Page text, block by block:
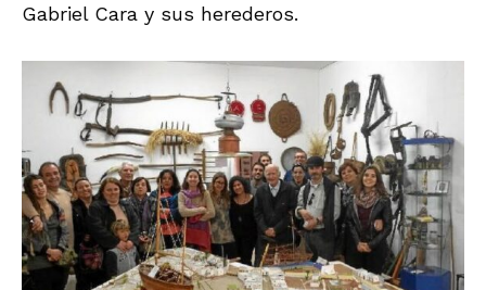
Gabriel Cara y sus herederos.